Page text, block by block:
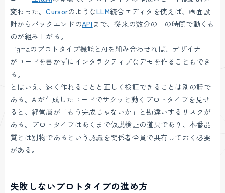
変わった。CursorのようなLLM統合エディタを使えば、画面設
計からバックエンドのAPI まで、従来の数分の一の時間で動くも
のが組み上がる。
Figmaのプロトタイプ機能とAIを組み合わせれば、デザイナー
がコードを書かずにインタラクティブなデモを作ることもでき
る。
とはいえ、速く作れることと正しく検証できることは別の話で
ある。AIが生成したコードでサクッと動くプロトタイプを見せ
ると、経営層が「もう完成じゃないか」と勘違いするリスクが
ある。プロトタイプはあくまで仮説検証の道具であり、本番品
質とは別物であるという認識を関係者全員で共有しておく必要
がある。
失敗しないプロトタイプの進め方